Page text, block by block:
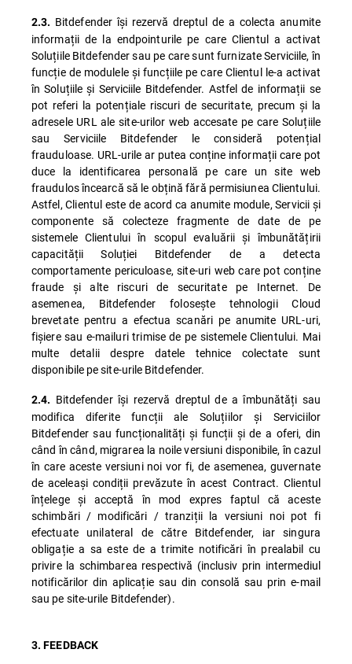
2.3. Bitdefender își rezervă dreptul de a colecta anumite
informații de la endpointurile pe care Clientul a activat
Soluțiile Bitdefender sau pe care sunt furnizate Serviciile, în
funcție de modulele și funcțiile pe care Clientul le-a activat
în Soluțiile și Serviciile Bitdefender. Astfel de informații se
pot referi la potențiale riscuri de securitate, precum și la
adresele URL ale site-urilor web accesate pe care Soluțiile
sau Serviciile Bitdefender le consideră potențial
frauduloase. URL-urile ar putea conține informații care pot
duce la identificarea personală pe care un site web
fraudulos încearcă să le obțină fără permisiunea Clientului.
Astfel, Clientul este de acord ca anumite module, Servicii și
componente să colecteze fragmente de date de pe
sistemele Clientului în scopul evaluării și îmbunătățirii
capacității Soluției Bitdefender de a detecta
comportamente periculoase, site-uri web care pot conține
fraude și alte riscuri de securitate pe Internet. De
asemenea, Bitdefender folosește tehnologii Cloud
brevetate pentru a efectua scanări pe anumite URL-uri,
fișiere sau e-mailuri trimise de pe sistemele Clientului. Mai
multe detalii despre datele tehnice colectate sunt
disponibile pe site-urile Bitdefender.
2.4. Bitdefender își rezervă dreptul de a îmbunătăți sau
modifica diferite funcții ale Soluțiilor și Serviciilor
Bitdefender sau funcționalități și funcții și de a oferi, din
când în când, migrarea la noile versiuni disponibile, în cazul
în care aceste versiuni noi vor fi, de asemenea, guvernate
de aceleași condiții prevăzute în acest Contract. Clientul
înțelege și acceptă în mod expres faptul că aceste
schimbări / modificări / tranziții la versiuni noi pot fi
efectuate unilateral de către Bitdefender, iar singura
obligație a sa este de a trimite notificări în prealabil cu
privire la schimbarea respectivă (inclusiv prin intermediul
notificărilor din aplicație sau din consolă sau prin e-mail
sau pe site-urile Bitdefender).
3. FEEDBACK